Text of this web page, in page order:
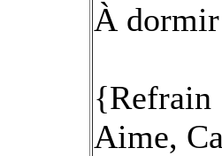
À
Aime,